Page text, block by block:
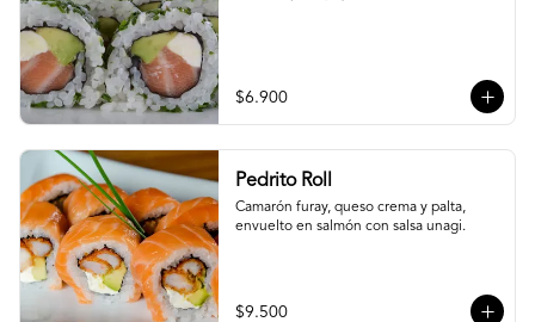
$6.900
Pedrito Roll
Camarón furay, queso crema y palta,
envuelto en salmón con salsa unagi.
$9.500